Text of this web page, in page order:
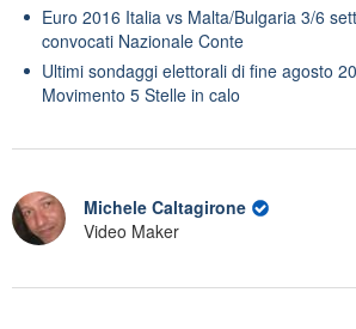
Euro 2016 Italia vs Malta/Bulgaria 3/6
convocati Nazionale Conte
Ultimi sondaggi elettorali di fine agosto
Movimento 5 Stelle in calo
Michele Caltagirone
Video Maker